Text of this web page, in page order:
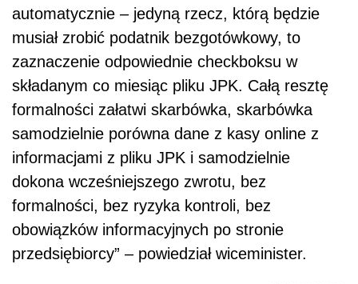
automatycznie – jedyną rzecz, którą będzie
musiał zrobić podatnik bezgotówkowy, to
zaznaczenie odpowiednie checkboksu w
składanym co miesiąc pliku JPK. Całą resztę
formalności załatwi skarbówka, skarbówka
samodzielnie porówna dane z kasy online z
informacjami z pliku JPK i samodzielnie
dokona wcześniejszego zwrotu, bez
formalności, bez ryzyka kontroli, bez
obowiązków informacyjnych po stronie
przedsiębiorcy” – powiedział wiceminister.